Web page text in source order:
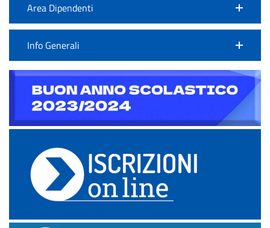
Area Dipendenti
Info Generali